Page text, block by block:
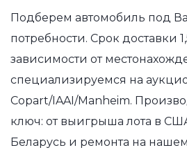
Подберем автомобиль под
потребности. Срок доставки
зависимости от
специализируемся на
Copart/IAAI/Manheim.
ключ: от выигрыша лота в
Беларусь и ремонта на